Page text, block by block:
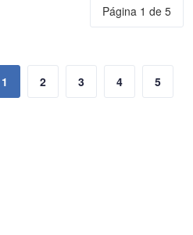
Página 1 de 5
1 2 3 4 5